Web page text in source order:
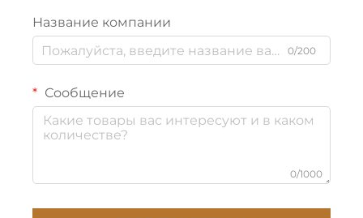
Название компании
0/200
Сообщение
0/1000